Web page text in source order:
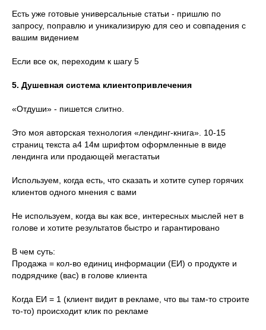
Есть уже готовые универсальные статьи - пришлю по
запросу, поправлю и уникализирую для сео и совпадения с
вашим видением
Если все ок, переходим к шагу 5
5. Душевная система клиентопривлечения
«Отдуши» - пишется слитно.
Это моя авторская технология «лендинг-книга». 10-15
страниц текста а4 14м шрифтом оформленные в виде
лендинга или продающей мегастатьи
Используем, когда есть, что сказать и хотите супер горячих
клиентов одного мнения с вами
Не используем, когда вы как все, интересных мыслей нет в
голове и хотите результатов быстро и гарантировано
В чем суть:
Продажа = кол-во единиц информации (ЕИ) о продукте и
подрядчике (вас) в голове клиента
Когда ЕИ = 1 (клиент видит в рекламе, что вы там-то строите
то-то) происходит клик по рекламе